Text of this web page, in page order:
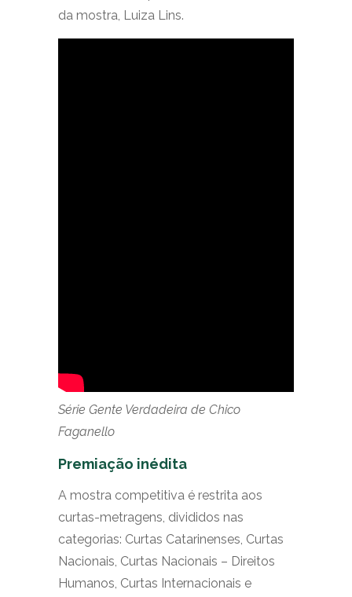
da mostra, Luiza Lins.
Série Gente Verdadeira de Chico
Faganello
Premiação inédita
A mostra competitiva é restrita aos
curtas-metragens, divididos nas
categorias: Curtas Catarinenses, Curtas
Nacionais, Curtas Nacionais – Direitos
Humanos, Curtas Internacionais e